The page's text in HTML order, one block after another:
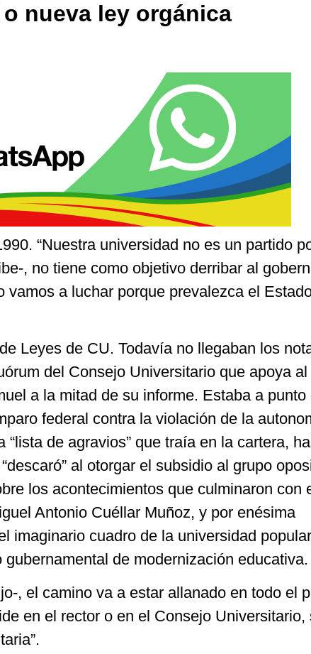
nueva ley orgánica
“Nuestra universidad no es un partido
, no tiene como objetivo derribar al
vamos a luchar porque prevalezca el
Leyes de CU. Todavía no llegaban los
del Consejo Universitario que apoya
a la mitad de su informe. Estaba a punto
federal contra la violación de la
“lista de agravios” que traía en la cartera,
al otorgar el subsidio al grupo
los acontecimientos que culminaron con
Antonio Cuéllar Muñoz, y por enésima
imaginario cuadro de la universidad
de modernización educativa.
, el camino va a estar allanado en todo el
en el rector o en el Consejo Universitario,